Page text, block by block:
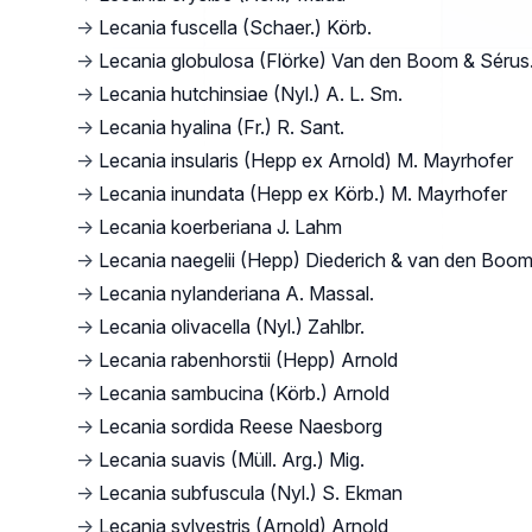
→ Lecania fuscella (Schaer.) Körb.
→ Lecania globulosa (Flörke) Van den Boom &
→ Lecania hutchinsiae (Nyl.) A. L. Sm.
→ Lecania hyalina (Fr.) R. Sant.
→ Lecania insularis (Hepp ex Arnold) M. Mayrhofer
→ Lecania inundata (Hepp ex Körb.) M. Mayrhofer
→ Lecania koerberiana J. Lahm
→ Lecania naegelii (Hepp) Diederich & van den Boom
→ Lecania nylanderiana A. Massal.
→ Lecania olivacella (Nyl.) Zahlbr.
→ Lecania rabenhorstii (Hepp) Arnold
→ Lecania sambucina (Körb.) Arnold
→ Lecania sordida Reese Naesborg
→ Lecania suavis (Müll. Arg.) Mig.
→ Lecania subfuscula (Nyl.) S. Ekman
→ Lecania sylvestris (Arnold) Arnold